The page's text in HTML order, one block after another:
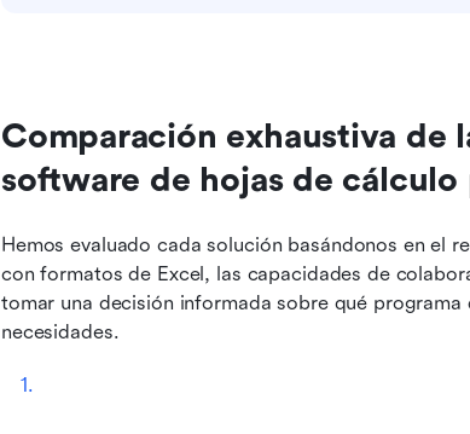
Comparación exhaustiva de
software de hojas de cálculo
Hemos evaluado cada solución basándonos en el
con formatos de Excel, las capacidades de
tomar una decisión informada sobre qué
necesidades.